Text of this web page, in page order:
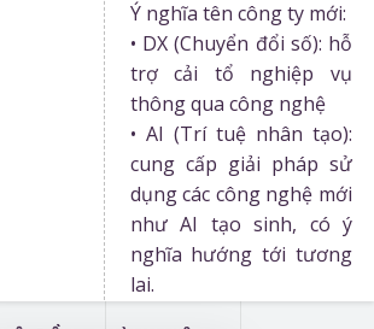
Ý nghĩa tên công ty mới:
• DX (Chuyển đổi số): hỗ
trợ cải tổ nghiệp vụ
thông qua công nghệ
• AI (Trí tuệ nhân tạo):
cung cấp giải pháp sử
dụng các công nghệ mới
như AI tạo sinh, có ý
nghĩa hướng tới tương
lai.